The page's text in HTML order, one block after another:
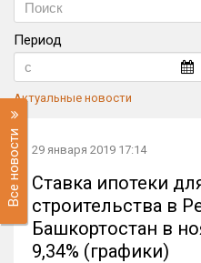
Период
Актуальные новости
Все новости 29 января 2019 17:14
Ставка ипотеки
строительства в
Башкортостан в
9,34% (графики)